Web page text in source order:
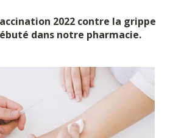
2022 contre la grippe
dans notre pharmacie.